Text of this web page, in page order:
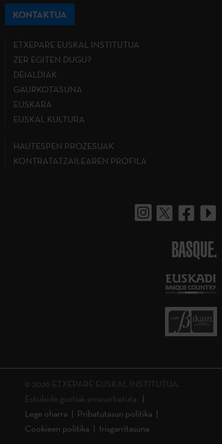
KONTAKTUA
ETXEPARE EUSKAL INSTITUTUA
ZER EGITEN DUGU?
DEIALDIAK
GAURKOTASUNA
EUSKARA
EUSKAL KULTURA
HAUTESPEN PROZESUAK
KONTRATATZAILEAREN PROFILA
BASQUE.
© 2026 ETXEPARE EUSKAL INSTITUTUA.
Eskubide guztiak erreserbatuta.
Lege oharra
Pribatutasun politika
Cookieen politika
Irisgarritasuna